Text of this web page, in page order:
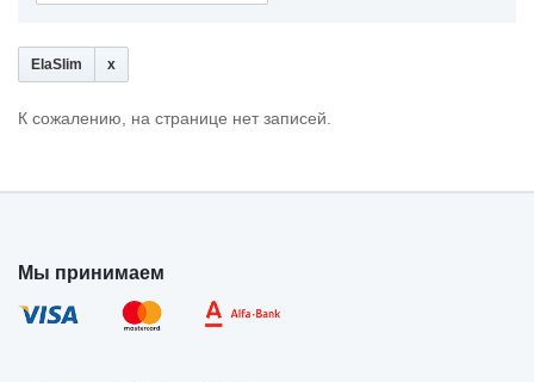
ElaSlim
К сожалению, на странице нет записей.
Мы принимаем